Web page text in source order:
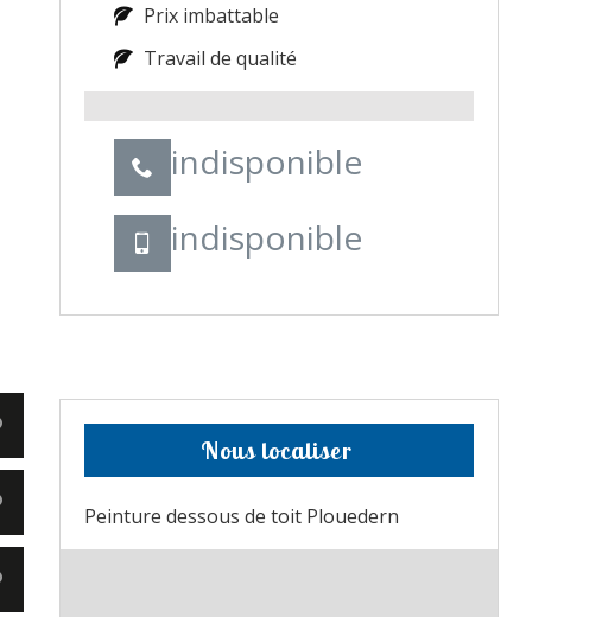
Prix imbattable
Travail de qualité
indisponible
indisponible
Nous localiser
Peinture dessous de toit Plouedern